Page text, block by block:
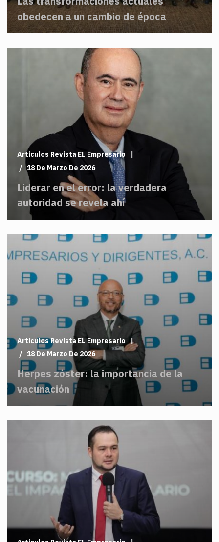
obedecen a un cambio de época
Articulos Revista EL Empresario
18 De Marzo De 2026
Liderar en el error: la verdadera
autoridad se revela ahí
Articulos Revista EL Empresario
18 De Marzo De 2026
Herpes zóster: la importancia de la
vacunación